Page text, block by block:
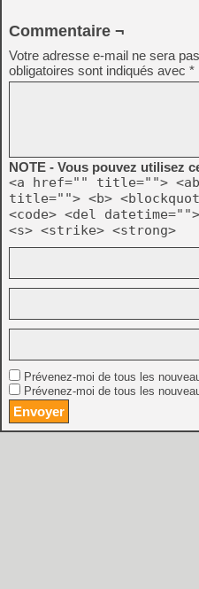
Commentaire ¬
Votre adresse e-mail ne sera
obligatoires sont indiqués avec *
NOTE - Vous pouvez utilisez
<a href="" title="">
title=""> <b>
<code> <del
<s> <strike> <strong>
Prévenez-moi de tous les
Prévenez-moi de tous les